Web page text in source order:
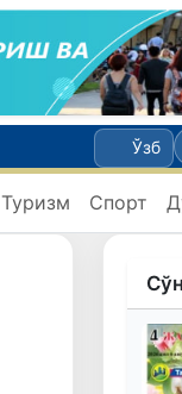
Ўзб
Туризм Спорт